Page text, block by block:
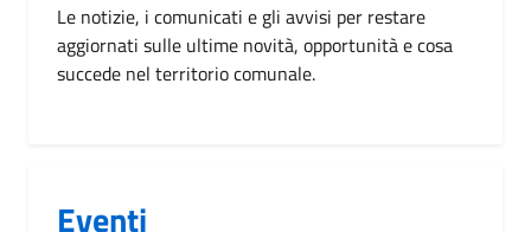
Le notizie, i comunicati e gli avvisi per restare
aggiornati sulle ultime novità, opportunità e cosa
succede nel territorio comunale.
Eventi